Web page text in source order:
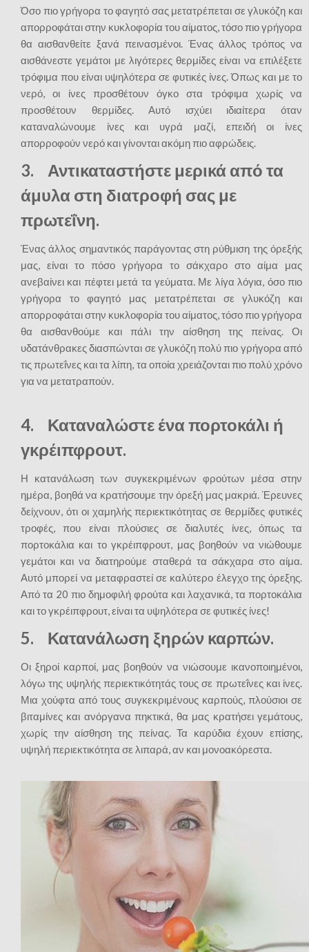
Όσο πιο γρήγορα το φαγητό σας μετατρέπεται σε γλυκόζη και
απορροφάται στην κυκλοφορία του αίματος, τόσο πιο γρήγορα
θα αισθανθείτε ξανά πεινασμένοι. Ένας άλλος τρόπος να
αισθάνεστε γεμάτοι με λιγότερες θερμίδες είναι να επιλέξετε
τρόφιμα που είναι υψηλότερα σε φυτικές ίνες. Όπως και με το
νερό, οι ίνες προσθέτουν όγκο στα τρόφιμα χωρίς να
προσθέτουν θερμίδες. Αυτό ισχύει ιδιαίτερα όταν
καταναλώνουμε ίνες και υγρά μαζί, επειδή οι ίνες
απορροφούν νερό και γίνονται ακόμη πιο αφρώδεις.
3. Αντικαταστήστε μερικά από τα
άμυλα στη διατροφή σας με
πρωτεΐνη.
Ένας άλλος σημαντικός παράγοντας στη ρύθμιση της όρεξής
μας, είναι το πόσο γρήγορα το σάκχαρο στο αίμα μας
ανεβαίνει και πέφτει μετά τα γεύματα. Με λίγα λόγια, όσο πιο
γρήγορα το φαγητό μας μετατρέπεται σε γλυκόζη και
απορροφάται στην κυκλοφορία του αίματος, τόσο πιο γρήγορα
θα αισθανθούμε και πάλι την αίσθηση της πείνας. Οι
υδατάνθρακες διασπώνται σε γλυκόζη πολύ πιο γρήγορα από
τις πρωτεΐνες και τα λίπη, τα οποία χρειάζονται πιο πολύ χρόνο
για να μετατραπούν.
4. Καταναλώστε ένα πορτοκάλι ή
γκρέιπφρουτ.
Η κατανάλωση των συγκεκριμένων φρούτων μέσα στην
ημέρα, βοηθά να κρατήσουμε την όρεξή μας μακριά. Έρευνες
δείχνουν, ότι οι χαμηλής περιεκτικότητας σε θερμίδες φυτικές
τροφές, που είναι πλούσιες σε διαλυτές ίνες, όπως τα
πορτοκάλια και το γκρέιπφρουτ, μας βοηθούν να νιώθουμε
γεμάτοι και να διατηρούμε σταθερά τα σάκχαρα στο αίμα.
Αυτό μπορεί να μεταφραστεί σε καλύτερο έλεγχο της όρεξης.
Από τα 20 πιο δημοφιλή φρούτα και λαχανικά, τα πορτοκάλια
και το γκρέιπφρουτ, είναι τα υψηλότερα σε φυτικές ίνες!
5. Κατανάλωση ξηρών καρπών.
Οι ξηροί καρποί, μας βοηθούν να νιώσουμε ικανοποιημένοι,
λόγω της υψηλής περιεκτικότητάς τους σε πρωτεΐνες και ίνες.
Μια χούφτα από τους συγκεκριμένους καρπούς, πλούσιοι σε
βιταμίνες και ανόργανα πηκτικά, θα μας κρατήσει γεμάτους,
χωρίς την αίσθηση της πείνας. Τα καρύδια έχουν επίσης,
υψηλή περιεκτικότητα σε λιπαρά, αν και μονοακόρεστα.